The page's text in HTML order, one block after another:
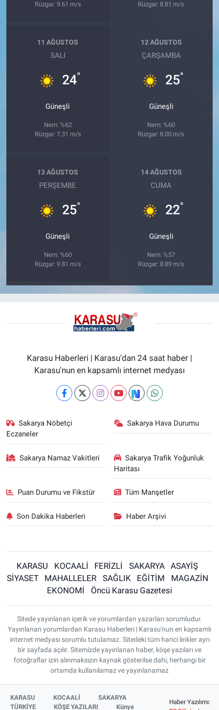
Rüzgar: 9.61 m/s
Rüzgar: 8.81 m/s
11 AĞUSTOS
SALI
24°
Güneşli
Nem: %62
Rüzgar: 7.31 m/s
12 AĞUSTOS
ÇARŞAMBA
25°
Güneşli
Nem: %60
Rüzgar: 8.00 m/s
13 AĞUSTOS
PERŞEMBE
25°
Güneşli
Nem: %60
Rüzgar: 9.81 m/s
14 AĞUSTOS
CUMA
22°
Güneşli
Nem: %57
Rüzgar: 8.89 m/s
Karasu Haberleri | Karasu'dan 24 saat haber |
Karasu'nun en kapsamlı internet medyası
Sakarya Nöbetçi
Eczaneler
Sakarya Hava Durumu
Sakarya Namaz Vakitleri
Sakarya Trafik Yoğunluk
Haritası
Puan Durumu ve Fikstür Tüm Manşetler
Son Dakika Haberleri Haber Arşivi
KARASU KOCAALİ FERİZLİ SAKARYA
ASAYİŞ
SİYASET
MAHALLELER SAĞLIK EĞİTİM
MAGAZİN
EKONOMİ
Öncü Karasu Gazetesi
Sitede yayınlanan içerik ve yorumlardan yazarları sorumludur.
Yayınlanan yorumlardan Karasu Haberleri | Karasu'nun en kapsamlı
internet medyası sorumlu tutulamaz. Sitedeki tüm harici linkler ayrı
bir sayfada açılır. Sitemizde yayınlanan haber, köşe yazıları ve
fotoğraflar izin alınmaksızın kaynak gösterilse dahi, herhangi bir
ortamda kullanılamaz ve yayınlanamaz
KARASU KOCAALİ
SAKARYA
TÜRKİYE
KÖŞE YAZILARI Künye
Haber Yazılımı: